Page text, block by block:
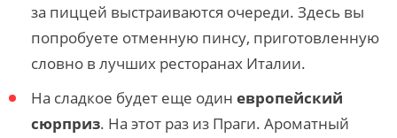
за пиццей выстраиваются очереди. Здесь вы
попробуете отменную пинсу, приготовленную
словно в лучших ресторанах Италии.
На сладкое будет еще один европейский
сюрприз. На этот раз из Праги. Ароматный